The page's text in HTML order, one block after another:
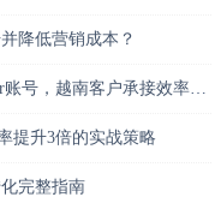
降低营销成本？
，越南客户承接效率倍增
提升3倍的实战策略
完整指南